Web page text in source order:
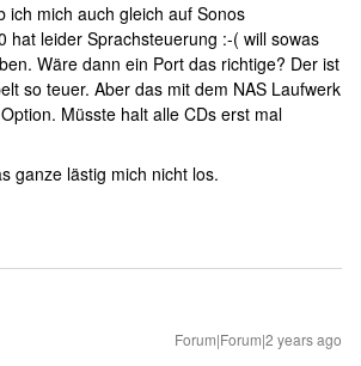
ich mich auch gleich auf Sonos
hat leider Sprachsteuerung :-( will sowas
Wäre dann ein Port das richtige? Der ist
so teuer. Aber das mit dem NAS Laufwerk
Müsste halt alle CDs erst mal
ganze lästig mich nicht los.
Forum|Forum|2 years ago